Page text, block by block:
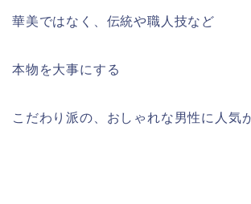
華美ではなく、伝統や職人技など
本物を大事にする
こだわり派の、おしゃれな男性に人気